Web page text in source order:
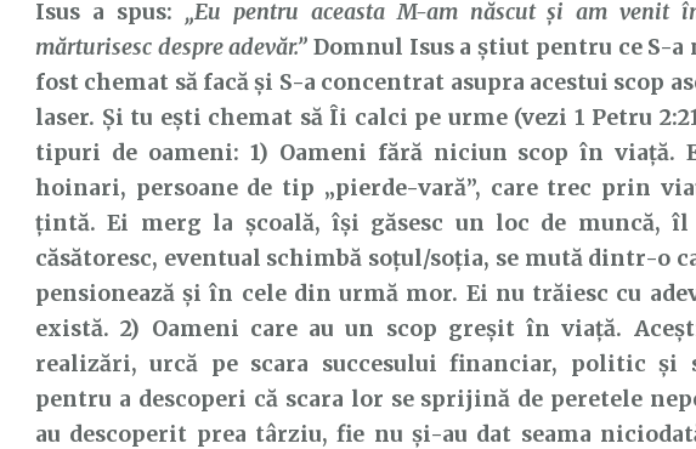
Isus a spus: „Eu pentru aceasta M-am născut şi am venit
mărturisesc despre adevăr.” Domnul Isus a știut pentru ce S-a
fost chemat să facă și S-a concentrat asupra acestui scop
laser. Și tu ești chemat să Îi calci pe urme (vezi 1 Petru
tipuri de oameni: 1) Oameni fără niciun scop în viață.
hoinari, persoane de tip „pierde-vară”, care trec prin
țintă. Ei merg la școală, își găsesc un loc de muncă, îl
căsătoresc, eventual schimbă soțul/soția, se mută dintr-o
pensionează și în cele din urmă mor. Ei nu trăiesc cu
există. 2) Oameni care au un scop greșit în viață.
realizări, urcă pe scara succesului financiar, politic și
pentru a descoperi că scara lor se sprijină de peretele
au descoperit prea târziu, fie nu și-au dat seama